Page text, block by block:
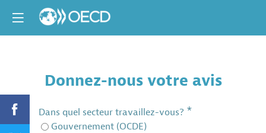
Donnez-nous votre avis
Dans quel secteur travaillez-vous? *
Gouvernement (OCDE)